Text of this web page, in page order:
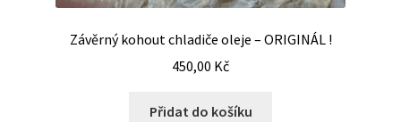
Závěrný kohout chladiče oleje – ORIGINÁL !
450,00 Kč
Přidat do košíku